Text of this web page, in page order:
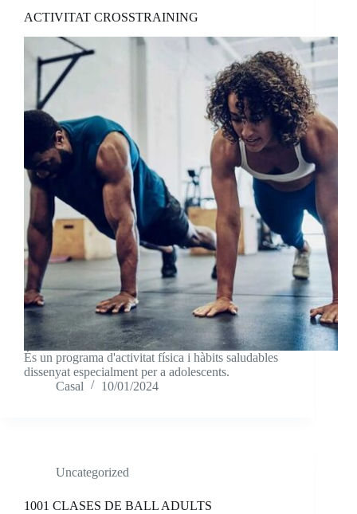
ACTIVITAT CROSSTRAINING
És un programa d'activitat física i hàbits saludables
dissenyat especialment per a adolescents.
Casal
10/01/2024
Uncategorized
1001 CLASES DE BALL ADULTS